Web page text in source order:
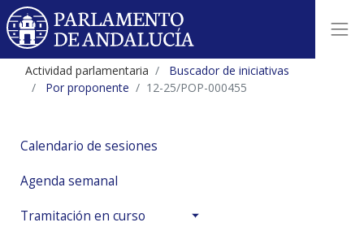
Actividad parlamentaria
Buscador de iniciativas
Por proponente
12-25/POP-000455
Calendario de sesiones
Agenda semanal
Tramitación en curso